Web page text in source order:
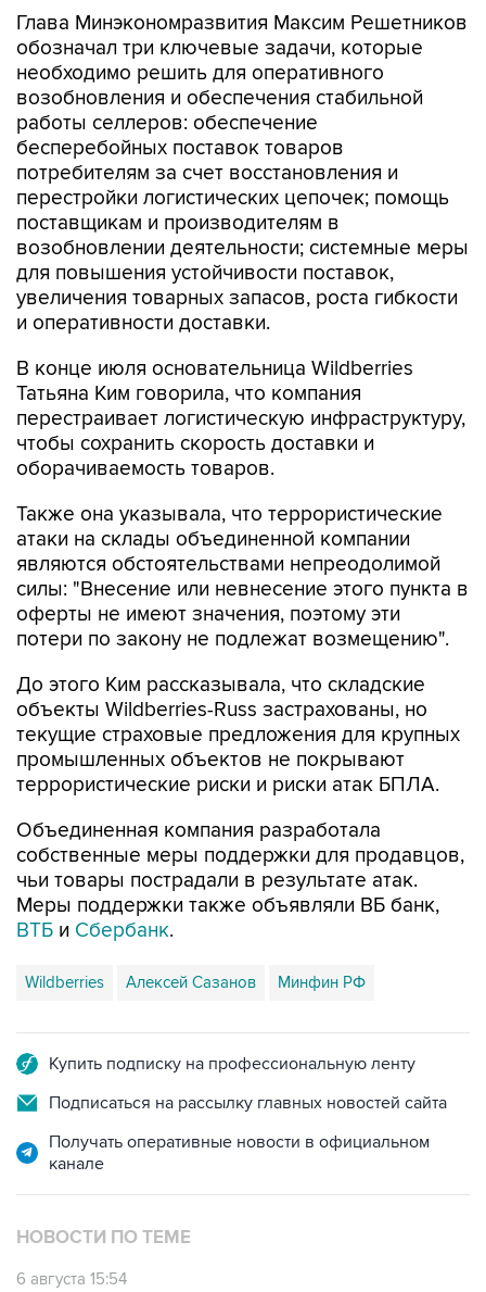
Глава Минэкономразвития Максим Решетников
обозначал три ключевые задачи, которые
необходимо решить для оперативного
возобновления и обеспечения стабильной
работы селлеров: обеспечение
бесперебойных поставок товаров
потребителям за счет восстановления и
перестройки логистических цепочек; помощь
поставщикам и производителям в
возобновлении деятельности; системные меры
для повышения устойчивости поставок,
увеличения товарных запасов, роста гибкости
и оперативности доставки.
В конце июля основательница Wildberries
Татьяна Ким говорила, что компания
перестраивает логистическую инфраструктуру,
чтобы сохранить скорость доставки и
оборачиваемость товаров.
Также она указывала, что террористические
атаки на склады объединенной компании
являются обстоятельствами непреодолимой
силы: "Внесение или невнесение этого пункта в
оферты не имеют значения, поэтому эти
потери по закону не подлежат возмещению".
До этого Ким рассказывала, что складские
объекты Wildberries-Russ застрахованы, но
текущие страховые предложения для крупных
промышленных объектов не покрывают
террористические риски и риски атак БПЛА.
Объединенная компания разработала
собственные меры поддержки для продавцов,
чьи товары пострадали в результате атак.
Меры поддержки также объявляли ВБ банк,
ВТБ и Сбербанк.
Wildberries Алексей Сазанов Минфин РФ
Купить подписку на профессиональную ленту
Подписаться на рассылку главных новостей сайта
Получать оперативные новости в официальном
канале
НОВОСТИ ПО ТЕМЕ
6 августа 15:54